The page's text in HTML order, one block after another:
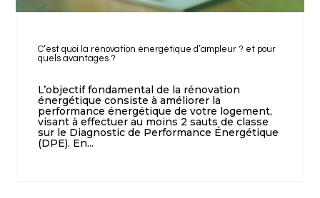
C’est quoi la rénovation énergétique d’ampleur ? et pour
quels avantages ?
L’objectif fondamental de la rénovation
énergétique consiste à améliorer la
performance énergétique de votre logement,
visant à effectuer au moins 2 sauts de classe
sur le Diagnostic de Performance Énergétique
(DPE). En...